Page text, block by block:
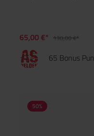
65,00 €* 130,00 €*
65 Bonus
50%